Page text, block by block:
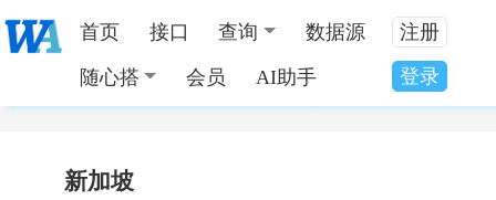
首页 接口 查询 数据源
随心搭 会员 AI助手
注册
登录
新加坡